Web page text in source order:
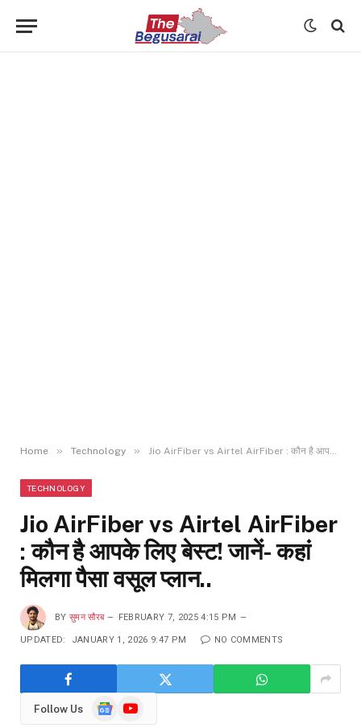
Home » Technology » Jio AirFiber vs Airtel AirFiber : कौन है आपके लिए बेस्ट! जानें- कहां मिलगा पैसा वसूल प्लान..
TECHNOLOGY
Jio AirFiber vs Airtel AirFiber
: कौन है आपके लिए बेस्ट! जानें- कहां
मिलगा पैसा वसूल प्लान..
BY सुमन सौरब FEBRUARY 7, 2025 4:15 PM
UPDATED: JANUARY 1, 2026 9:47 PM NO COMMENTS
Follow Us
GoogleYouTube